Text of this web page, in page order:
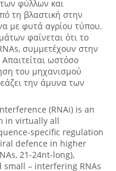
φύλλων και
τη βλαστική στην
με φυτά αγρίου τύπου.
φαίνεται ότι το
συμμετέχουν στην
ωστόσο
του μηχανισμού
την άμυνα των
(RNAi) is an
in virtually all
specific regulation
defence in higher
21-24nt-long),
small – interfering RNAs